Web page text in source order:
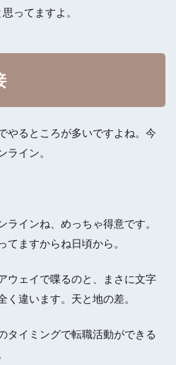
ってますよ。
やるところが多いですよね。今
ライン。
インね、めっちゃ得意です。
ますからね日頃から。
ウェイで喋るのと、まさに文字
違います。天と地の差。
タイミングで転職活動ができる